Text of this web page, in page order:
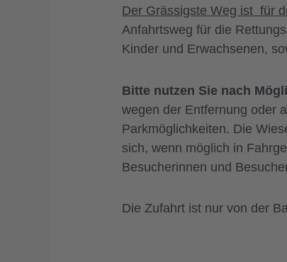
Der Grässigste Weg ist für
Anfahrtsweg für die
Kinder und Erwachsenen,
Bitte nutzen Sie nach
wegen der Entfernung oder
Parkmöglichkeiten. Die
sich, wenn möglich in
Besucherinnen und
Die Zufahrt ist nur von der